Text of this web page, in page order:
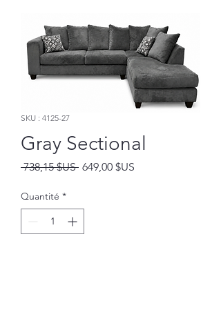
SKU : 4125-27
Gray Sectional
738,15 $US Prix
649,00 $US
Quantité *